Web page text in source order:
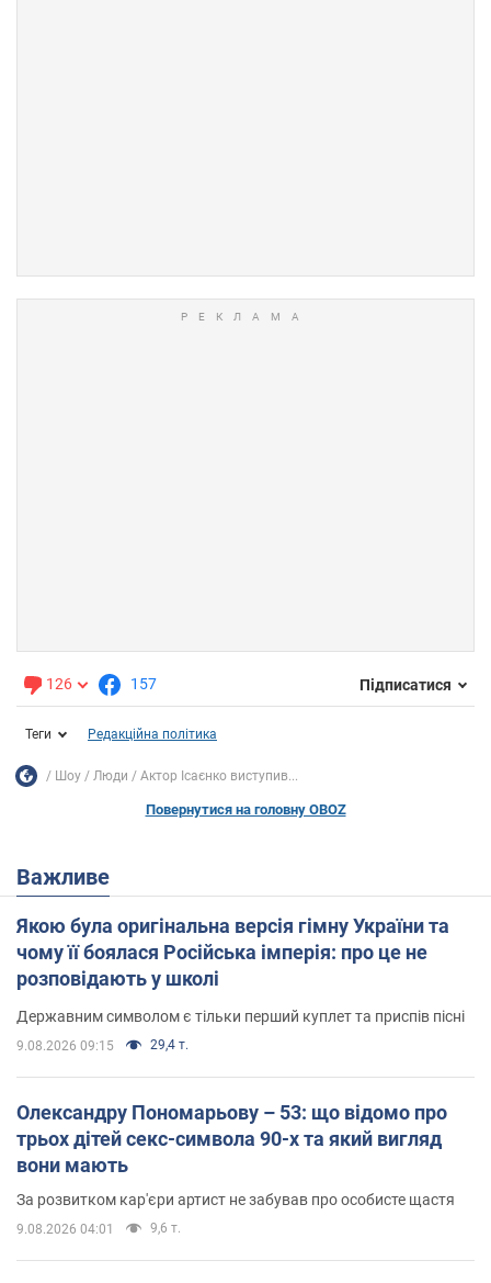
126 157 Підписатися
Теги Редакційна політика
Шоу Люди Актор Ісаєнко виступив...
Повернутися на головну OBOZ
Важливе
Якою була оригінальна версія гімну України та
чому її боялася Російська імперія: про це не
розповідають у школі
Державним символом є тільки перший куплет та приспів пісні
9.08.2026 09:15 29,4 т.
Олександру Пономарьову – 53: що відомо про
трьох дітей секс-символа 90-х та який вигляд
вони мають
За розвитком кар'єри артист не забував про особисте щастя
9.08.2026 04:01 9,6 т.